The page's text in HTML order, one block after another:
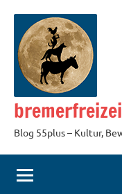
Inhalt
springen
Blog 55plus – Kultur,